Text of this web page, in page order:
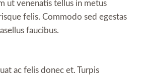
ut venenatis tellus in metus
felis. Commodo sed egestas
faucibus.
ac felis donec et. Turpis